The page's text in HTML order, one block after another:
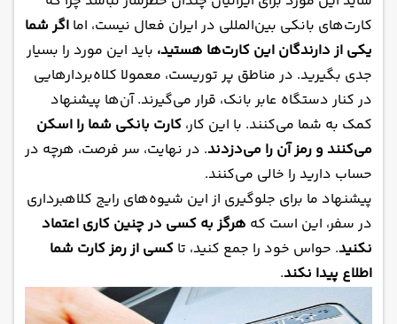
کارت‌های بانکی بین‌المللی در ایران فعال نیست، اما اگر شما
یکی از دارندگان این کارت‌ها هستید، باید این مورد را بسیار
جدی بگیرید. در مناطق پر توریست، معمولا کلاه‌بردارهایی
در کنار دستگاه عابر بانک، قرار می‌گیرند. آن‌ها پیشنهاد
کمک به شما می‌کنند. با این کار، کارت بانکی شما را اسکن
می‌کنند و رمز آن را می‌دزدند. در نهایت، سر فرصت، هرچه در
حساب دارید را خالی می‌کنند.
پیشنهاد ما برای جلوگیری از این شیوه‌های رایج کلاهبرداری
در سفر، این است که هرگز به کسی در چنین کاری اعتماد
نکنید. حواس خود را جمع کنید، تا کسی از رمز کارت شما
اطلاع پیدا نکند.